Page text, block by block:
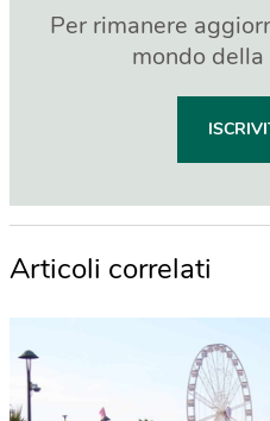
Per rimanere
mondo
Articoli correlati